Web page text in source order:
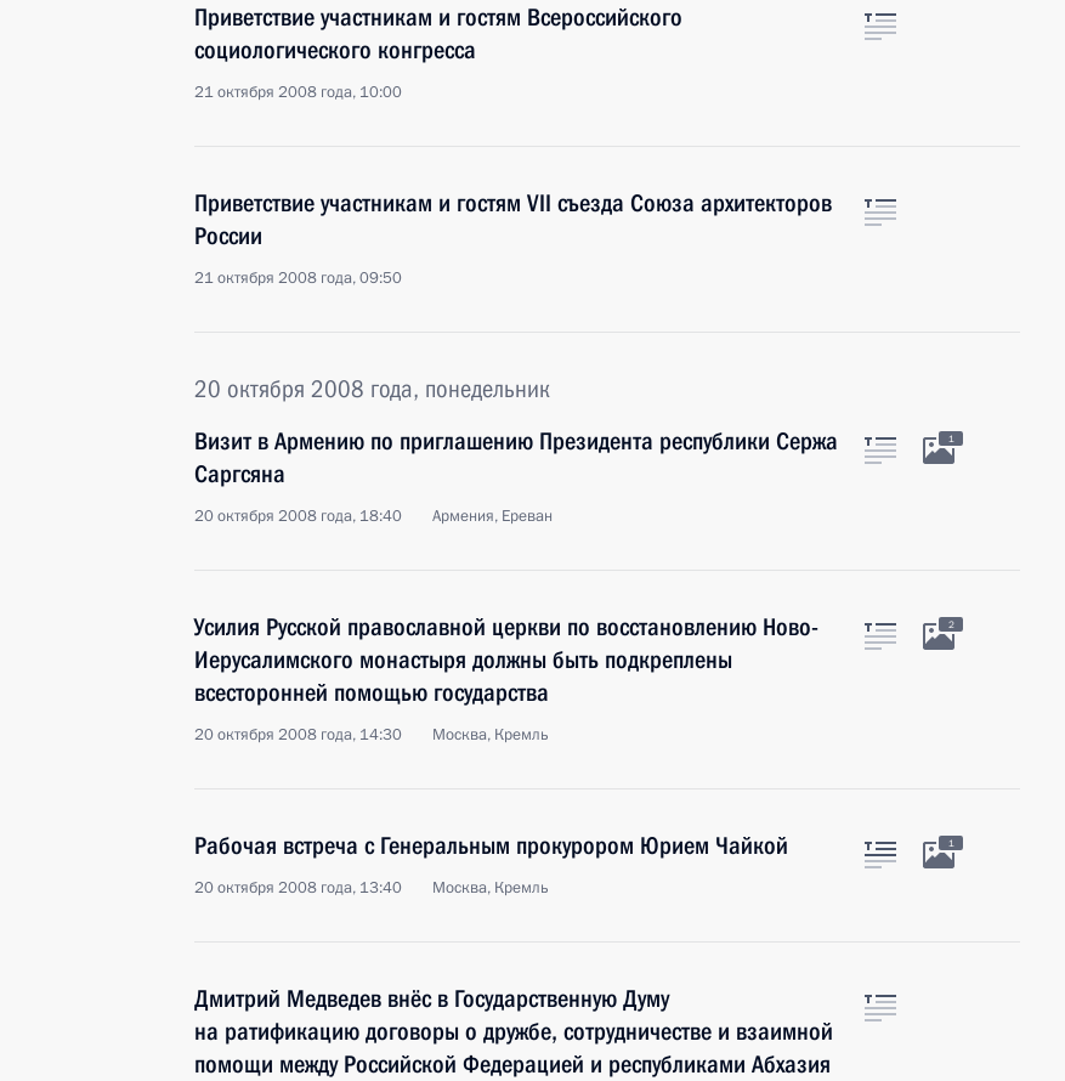
Приветствие участникам и гостям Всероссийского
социологического конгресса
21 октября 2008 года, 10:00
Приветствие участникам и гостям VII съезда Союза архитекторов
России
21 октября 2008 года, 09:50
20 октября 2008 года, понедельник
Визит в Армению по приглашению Президента республики Сержа
Саргсяна
20 октября 2008 года, 18:40 Армения, Ереван
1
Усилия Русской православной церкви по восстановлению Ново-
Иерусалимского монастыря должны быть подкреплены
всесторонней помощью государства
20 октября 2008 года, 14:30 Москва, Кремль
2
Рабочая встреча с Генеральным прокурором Юрием Чайкой
20 октября 2008 года, 13:40 Москва, Кремль
1
Дмитрий Медведев внёс в Государственную Думу
на ратификацию договоры о дружбе, сотрудничестве и взаимной
помощи между Российской Федерацией и республиками Абхазия